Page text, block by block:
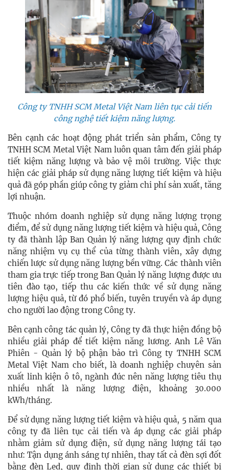
Công ty TNHH SCM Metal Việt Nam liên tục cải tiến
công nghệ tiết kiệm năng lượng.
Bên cạnh các hoạt động phát triển sản phẩm, Công ty
TNHH SCM Metal Việt Nam luôn quan tâm đến giải pháp
tiết kiệm năng lượng và bảo vệ môi trường. Việc thực
hiện các giải pháp sử dụng năng lượng tiết kiệm và hiệu
quả đã góp phần giúp công ty giảm chi phí sản xuất, tăng
lợi nhuận.
Thuộc nhóm doanh nghiệp sử dụng năng lượng trọng
điểm, để sử dụng năng lượng tiết kiệm và hiệu quả, Công
ty đã thành lập Ban Quản lý năng lượng quy định chức
năng nhiệm vụ cụ thể của từng thành viên, xây dựng
chiến lược sử dụng năng lượng bền vững. Các thành viên
tham gia trực tiếp trong Ban Quản lý năng lượng được ưu
tiên đào tạo, tiếp thu các kiến thức về sử dụng năng
lượng hiệu quả, từ đó phổ biến, tuyên truyền và áp dụng
cho người lao động trong Công ty.
Bên cạnh công tác quản lý, Công ty đã thực hiện đồng bộ
nhiều giải pháp để tiết kiệm năng lương. Anh Lê Văn
Phiên - Quản lý bộ phận bảo trì Công ty TNHH SCM
Metal Việt Nam cho biết, là doanh nghiệp chuyên sản
xuất linh kiện ô tô, ngành đúc nên năng lượng tiêu thụ
nhiều nhất là năng lượng điện, khoảng 30.000
kWh/tháng.
Để sử dụng năng lượng tiết kiệm và hiệu quả, 5 năm qua
công ty đã liên tục cải tiến và áp dụng các giải pháp
nhằm giảm sử dụng điện, sử dụng năng lượng tái tạo
như: Tận dụng ánh sáng tự nhiên, thay tất cả đèn sợi đốt
bằng đèn Led, quy định thời gian sử dụng các thiết bị